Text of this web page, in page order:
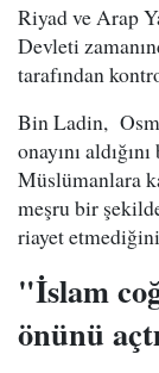
Riyad ve Arap
Devleti
tarafından
Bin Ladin,
onayını
Müslümanlara
meşru bir
riayet
"İslam
önünü